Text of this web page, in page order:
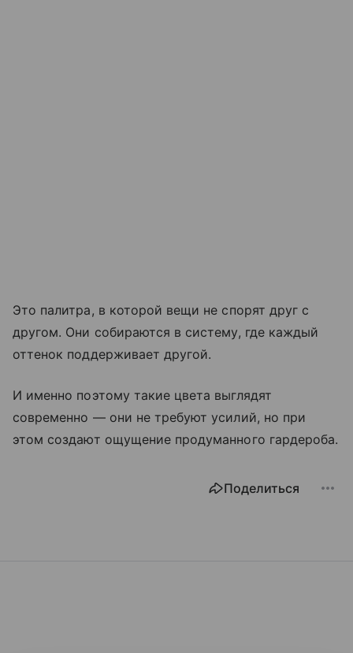
Это палитра, в которой вещи не спорят друг с
другом. Они собираются в систему, где каждый
оттенок поддерживает другой.
И именно поэтому такие цвета выглядят
современно — они не требуют усилий, но при
этом создают ощущение продуманного гардероба.
Поделиться